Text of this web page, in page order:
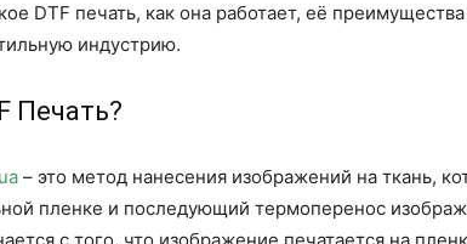
DTF печать, как она работает, её
индустрию.
Печать?
– это метод нанесения изображений на ткань,
пленке и последующий термоперенос